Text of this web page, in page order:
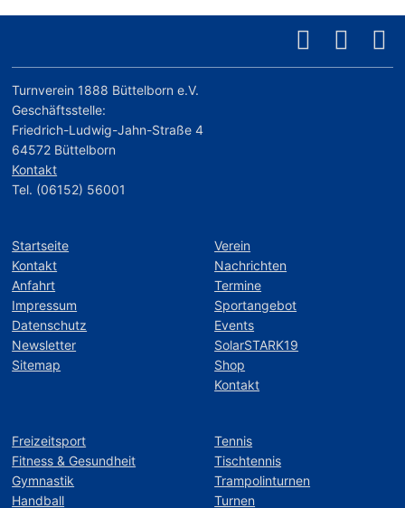
Turnverein 1888 Büttelborn e.V.
Geschäftsstelle:
Friedrich-Ludwig-Jahn-Straße 4
64572 Büttelborn
Kontakt
Tel. (06152) 56001
Startseite
Kontakt
Anfahrt
Impressum
Datenschutz
Newsletter
Sitemap
Verein
Nachrichten
Termine
Sportangebot
Events
SolarSTARK19
Shop
Kontakt
Freizeitsport
Fitness & Gesundheit
Gymnastik
Handball
Tennis
Tischtennis
Trampolinturnen
Turnen